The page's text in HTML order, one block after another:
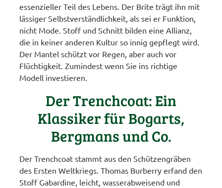
essenzieller Teil des Lebens. Der Brite trägt ihn mit
lässiger Selbstverständlichkeit, als sei er Funktion,
nicht Mode. Stoff und Schnitt bilden eine Allianz,
die in keiner anderen Kultur so innig gepflegt wird.
Der Mantel schützt vor Regen, aber auch vor
Flüchtigkeit. Zumindest wenn Sie ins richtige
Modell investieren.
Der Trenchcoat: Ein
Klassiker für Bogarts,
Bergmans und Co.
Der Trenchcoat stammt aus den Schützengräben
des Ersten Weltkriegs. Thomas Burberry erfand den
Stoff Gabardine, leicht, wasserabweisend und